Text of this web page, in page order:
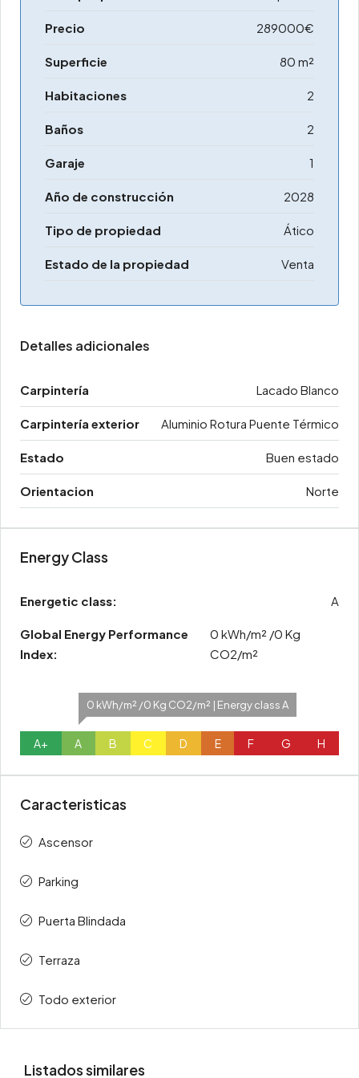
Precio 289000€
Superficie 80 m²
Habitaciones 2
Baños 2
Garaje 1
Año de construcción 2028
Tipo de propiedad Ático
Estado de la propiedad Venta
Detalles adicionales
Carpintería Lacado Blanco
Carpintería exterior Aluminio Rotura Puente Térmico
Estado Buen estado
Orientacion Norte
Energy Class
Energetic class: A
Global Energy Performance
Index:
0 kWh/m² /0 Kg
CO2/m²
A+
0 kWh/m² /0 Kg CO2/m² | Energy class A
A B C D E F G H
Caracteristicas
Ascensor
Parking
Puerta Blindada
Terraza
Todo exterior
Listados similares